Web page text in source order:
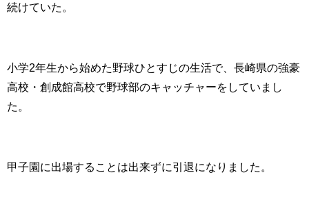
続けていた。
小学2年生から始めた野球ひとすじの生活で、長崎県の強豪
高校・創成館高校で野球部のキャッチャーをしていまし
た。
甲子園に出場することは出来ずに引退になりました。